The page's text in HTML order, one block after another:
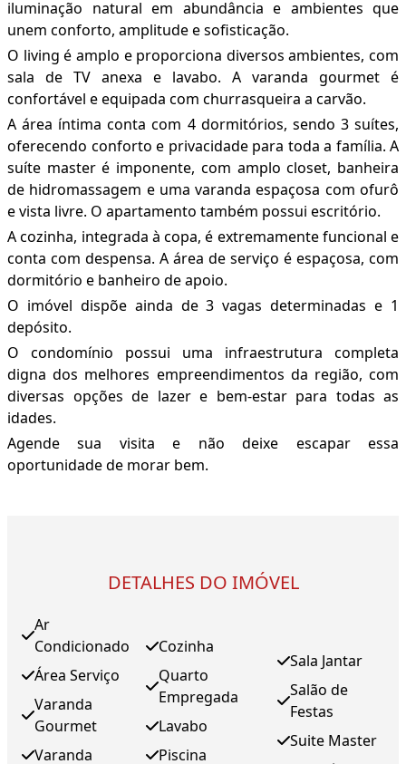
iluminação natural em abundância e ambientes que
unem conforto, amplitude e sofisticação.
O living é amplo e proporciona diversos ambientes, com
sala de TV anexa e lavabo. A varanda gourmet é
confortável e equipada com churrasqueira a carvão.
A área íntima conta com 4 dormitórios, sendo 3 suítes,
oferecendo conforto e privacidade para toda a família. A
suíte master é imponente, com amplo closet, banheira
de hidromassagem e uma varanda espaçosa com ofurô
e vista livre. O apartamento também possui escritório.
A cozinha, integrada à copa, é extremamente funcional e
conta com despensa. A área de serviço é espaçosa, com
dormitório e banheiro de apoio.
O imóvel dispõe ainda de 3 vagas determinadas e 1
depósito.
O condomínio possui uma infraestrutura completa
digna dos melhores empreendimentos da região, com
diversas opções de lazer e bem-estar para todas as
idades.
Agende sua visita e não deixe escapar essa
oportunidade de morar bem.
DETALHES DO IMÓVEL
Ar
Condicionado
Área Serviço
Varanda
Gourmet
Varanda
Cozinha
Quarto
Empregada
Lavabo
Piscina
Sala Jantar
Salão de
Festas
Suite Master